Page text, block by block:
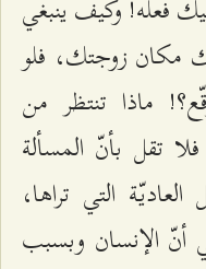
زوجتك، فلو
ماذا تنتظر من
تقل بأنّ المسألة
التي تراها،
أنّ الإنسان وبسبب